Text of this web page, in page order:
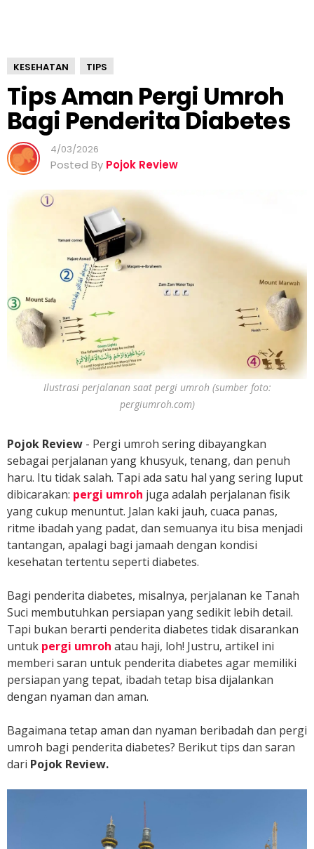
e
d
e
r
i
t
a
i
e
t
e
KESEHATAN TIPS
Tips Aman Pergi Umroh
Bagi Penderita Diabetes
4/03/2026
Posted By Pojok Review
Ilustrasi perjalanan saat pergi umroh (sumber foto:
pergiumroh.com)
Pojok Review - Pergi umroh sering dibayangkan
sebagai perjalanan yang khusyuk, tenang, dan penuh
haru. Itu tidak salah. Tapi ada satu hal yang sering luput
dibicarakan: pergi umroh juga adalah perjalanan fisik
yang cukup menuntut. Jalan kaki jauh, cuaca panas,
ritme ibadah yang padat, dan semuanya itu bisa menjadi
tantangan, apalagi bagi jamaah dengan kondisi
kesehatan tertentu seperti diabetes.
Bagi penderita diabetes, misalnya, perjalanan ke Tanah
Suci membutuhkan persiapan yang sedikit lebih detail.
Tapi bukan berarti penderita diabetes tidak disarankan
untuk pergi umroh atau haji, loh! Justru, artikel ini
memberi saran untuk penderita diabetes agar memiliki
persiapan yang tepat, ibadah tetap bisa dijalankan
dengan nyaman dan aman.
Bagaimana tetap aman dan nyaman beribadah dan pergi
umroh bagi penderita diabetes? Berikut tips dan saran
dari Pojok Review.